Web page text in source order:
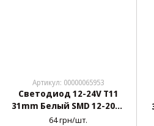
Артикул: 00000065953
Светодиод 12-24V T11
31mm Белый SMD 12-2016
Canbus 2.5W №122
64 грн/шт.